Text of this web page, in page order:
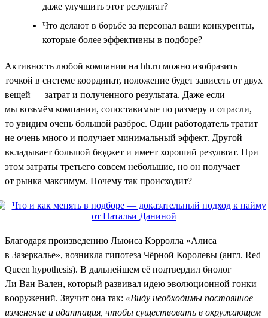
даже улучшить этот результат?
Что делают в борьбе за персонал ваши конкуренты,
которые более эффективны в подборе?
Активность любой компании на hh.ru можно изобразить
точкой в системе координат, положение будет зависеть от двух
вещей — затрат и полученного результата. Даже если
мы возьмём компании, сопоставимые по размеру и отрасли,
то увидим очень большой разброс. Один работодатель тратит
не очень много и получает минимальный эффект. Другой
вкладывает большой бюджет и имеет хороший результат. При
этом затраты третьего совсем небольшие, но он получает
от рынка максимум. Почему так происходит?
Благодаря произведению Льюиса Кэрролла «Алиса
в Зазеркалье», возникла гипотеза Чёрной Королевы (англ. Red
Queen hypothesis). В дальнейшем её подтвердил биолог
Ли Ван Вален, который развивал идею эволюционной гонки
вооружений. Звучит она так: «Виду необходимы постоянное
изменение и адаптация, чтобы существовать в окружающем